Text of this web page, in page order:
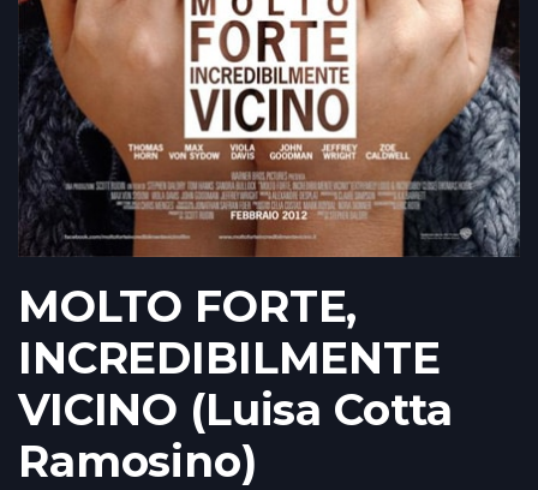
MOLTO FORTE,
INCREDIBILMENTE
VICINO (Luisa Cotta
Ramosino)